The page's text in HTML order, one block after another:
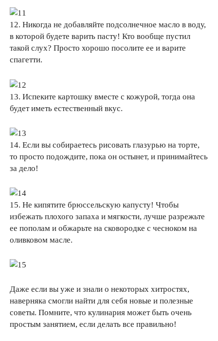
12. Никогда не добавляйте подсолнечное масло в воду,
в которой будете варить пасту! Кто вообще пустил
такой слух? Просто хорошо посолите ее и варите
спагетти.
13. Испеките картошку вместе с кожурой, тогда она
будет иметь естественный вкус.
14. Если вы собираетесь рисовать глазурью на торте,
то просто подождите, пока он остынет, и принимайтесь
за дело!
15. Не кипятите брюссельскую капусту! Чтобы
избежать плохого запаха и мягкости, лучше разрежьте
ее пополам и обжарьте на сковородке с чесноком на
оливковом масле.
Даже если вы уже и знали о некоторых хитростях,
наверняка смогли найти для себя новые и полезные
советы. Помните, что кулинария может быть очень
простым занятием, если делать все правильно!